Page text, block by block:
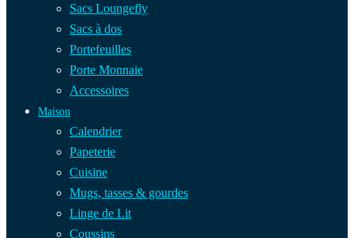
Sacs Loungefly
Sacs à dos
Portefeuilles
Porte Monnaie
Accessoires
Maison
Calendrier
Papeterie
Cuisine
Mugs, tasses & gourdes
Linge de Lit
Coussins